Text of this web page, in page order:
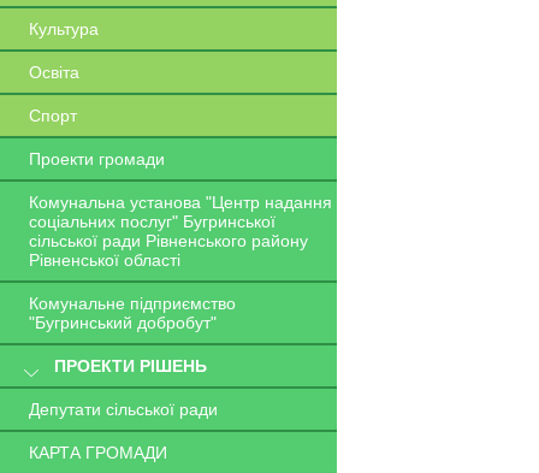
Культура
Освіта
Спорт
Проекти громади
Комунальна установа "Центр надання
соціальних послуг" Бугринської
сільської ради Рівненського району
Рівненської області
Комунальне підприємство
"Бугринський добробут"
ПРОЕКТИ РІШЕНЬ
Депутати сільської ради
КАРТА ГРОМАДИ